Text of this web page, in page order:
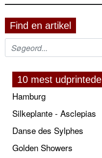
Find en artikel
10 mest udprintede
Hamburg
Silkeplante - Asclepias
Danse des Sylphes
Golden Showers